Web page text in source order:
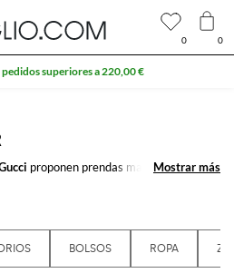
proponen prendas maravillosas, facíl
Mostrar más
Mostrar más
BOLSOS ROPA
0 0
% en el área Outlet